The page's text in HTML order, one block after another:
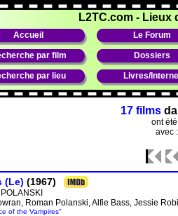
L2TC.com - Lieux
Accueil Le Forum
par film Dossiers
par lieu Livres/
17 films
ont
avec
(Le) (1967)
Roman Polanski, Alfie Bass, Jessie
of the Vampires"